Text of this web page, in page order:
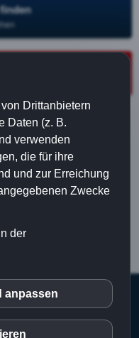
Drittanbietern
Daten (z. B.
verwenden
die für ihre
und zur Erreichung
Zwecke
der
anpassen